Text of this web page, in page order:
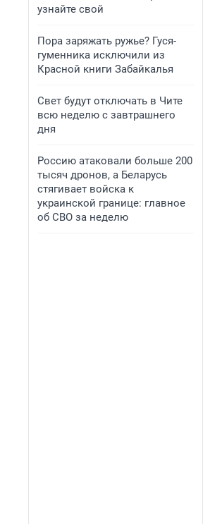
узнайте свой
Пора заряжать ружье? Гуся-
гуменника исключили из
Красной книги Забайкалья
Свет будут отключать в Чите
всю неделю с завтрашнего
дня
Россию атаковали больше 200
тысяч дронов, а Беларусь
стягивает войска к
украинской границе: главное
об СВО за неделю